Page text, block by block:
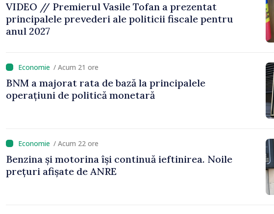
VIDEO // Premierul Vasile Tofan a prezentat
principalele prevederi ale politicii fiscale pentru
anul 2027
/ Acum 21 ore
BNM a majorat rata de bază la principalele
operațiuni de politică monetară
/ Acum 22 ore
Benzina și motorina își continuă ieftinirea. Noile
prețuri afișate de ANRE